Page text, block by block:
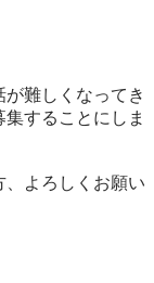
難しくなってき
することにしま
よろしくお願い